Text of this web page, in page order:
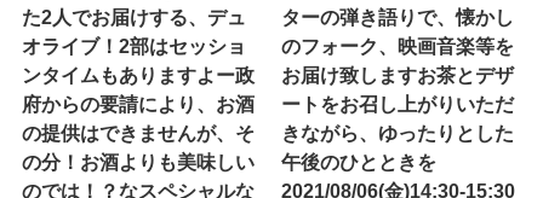
た2人でお届けする、デュ
オライブ！2部はセッショ
ンタイムもありますよー政
府からの要請により、お酒
の提供はできませんが、そ
の分！お酒よりも美味しい
のでは！？なスペシャルな
ターの弾き語りで、懐かし
のフォーク、映画音楽等を
お届け致します️お茶とデザ
ートをお召し上がりいただ
きながら、ゆったりとした
午後のひとときを️
2021/08/06(金)14:30-15:30